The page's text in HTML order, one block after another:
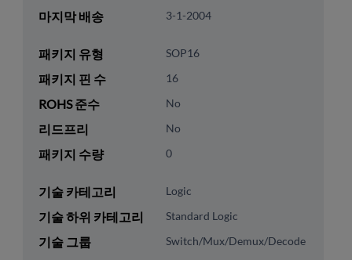
마지막 배송 3-1-2004
패키지 유형 SOP16
패키지 핀 수 16
ROHS 준수 No
리드프리 No
패키지 수량 0
기술 카테고리 Logic
기술 하위 카테고리 Standard Logic
기술 그룹 Switch/Mux/Demux/Decode